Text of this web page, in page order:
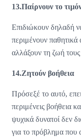
13.Παίρνουν το
Επιδιώκουν δηλαδή
περιμένουν
αλλάξουν τη ζωή
14.Ζητούν βοήθεια
Πρόσεξέ το αυτό,
περιμένεις βοήθεια
ψυχικά δυνατοί δεν
για το πρόβλημα που